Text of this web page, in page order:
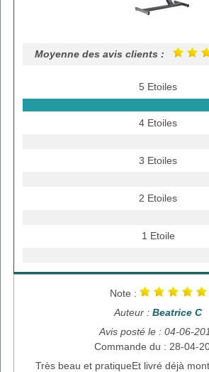
Moyenne des avis clients :
5 Etoiles
4 Etoiles
3 Etoiles
2 Etoiles
1 Etoile
Note :
Auteur : Beatrice C
Avis posté le : 04-06-
Commande du : 28-04-
Très beau et pratiqueEt livré déjà